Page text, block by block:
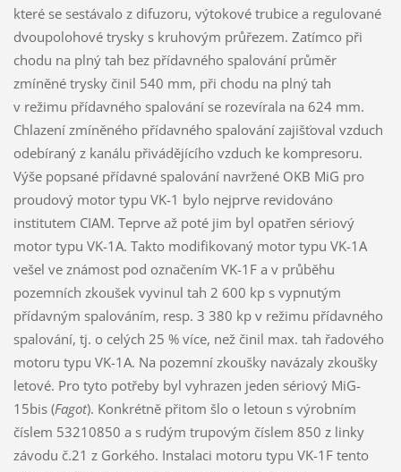
které se sestávalo z difuzoru, výtokové trubice a regulované
dvoupolohové trysky s kruhovým průřezem. Zatímco při
chodu na plný tah bez přídavného spalování průměr
zmíněné trysky činil 540 mm, při chodu na plný tah
v režimu přídavného spalování se rozevírala na 624 mm.
Chlazení zmíněného přídavného spalování zajišťoval vzduch
odebíraný z kanálu přivádějícího vzduch ke kompresoru.
Výše popsané přídavné spalování navržené OKB MiG pro
proudový motor typu VK-1 bylo nejprve revidováno
institutem CIAM. Teprve až poté jim byl opatřen sériový
motor typu VK-1A. Takto modifikovaný motor typu VK-1A
vešel ve známost pod označením VK-1F a v průběhu
pozemních zkoušek vyvinul tah 2 600 kp s vypnutým
přídavným spalováním, resp. 3 380 kp v režimu přídavného
spalování, tj. o celých 25 % více, než činil max. tah řadového
motoru typu VK-1A. Na pozemní zkoušky navázaly zkoušky
letové. Pro tyto potřeby byl vyhrazen jeden sériový MiG-
15bis (Fagot). Konkrétně přitom šlo o letoun s výrobním
číslem 53210850 a s rudým trupovým číslem 850 z linky
závodu č.21 z Gorkého. Instalaci motoru typu VK-1F tento